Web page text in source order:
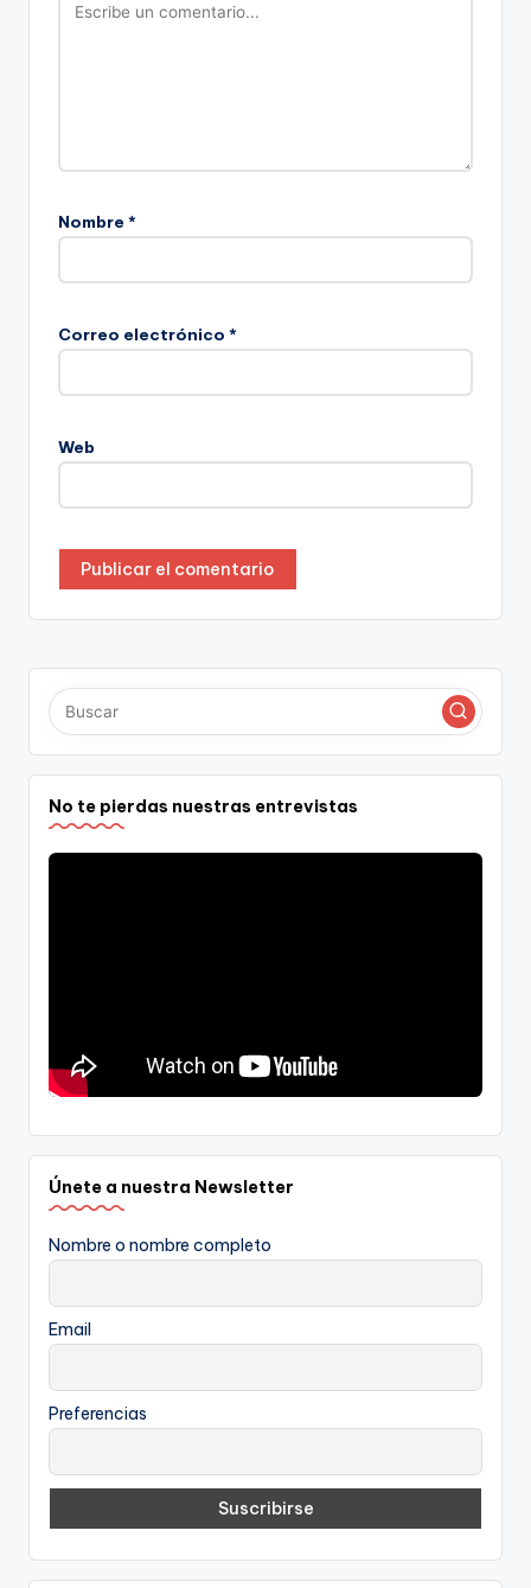
Nombre *
Correo electrónico *
Web
No te pierdas nuestras entrevistas
Únete a nuestra Newsletter
Nombre o nombre completo
Email
Preferencias